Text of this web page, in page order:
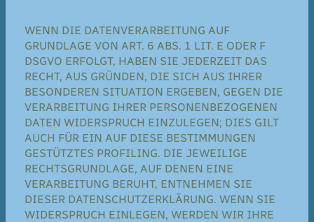
WENN DIE DATENVERARBEITUNG AUF
GRUNDLAGE VON ART. 6 ABS. 1 LIT. E ODER F
DSGVO ERFOLGT, HABEN SIE JEDERZEIT DAS
RECHT, AUS GRÜNDEN, DIE SICH AUS IHRER
BESONDEREN SITUATION ERGEBEN, GEGEN DIE
VERARBEITUNG IHRER PERSONENBEZOGENEN
DATEN WIDERSPRUCH EINZULEGEN; DIES GILT
AUCH FÜR EIN AUF DIESE BESTIMMUNGEN
GESTÜTZTES PROFILING. DIE JEWEILIGE
RECHTSGRUNDLAGE, AUF DENEN EINE
VERARBEITUNG BERUHT, ENTNEHMEN SIE
DIESER DATENSCHUTZERKLÄRUNG. WENN SIE
WIDERSPRUCH EINLEGEN, WERDEN WIR IHRE